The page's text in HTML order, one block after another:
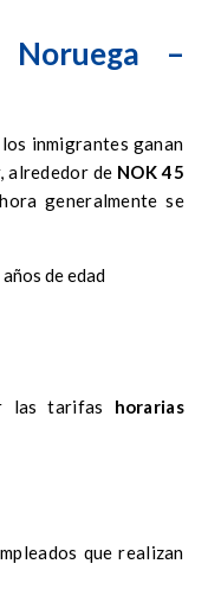
una solicitud
Noruega para
Noruega –
inmigrantes ganan
alrededor de NOK 45
generalmente se
de edad
las tarifas horarias
que realizan